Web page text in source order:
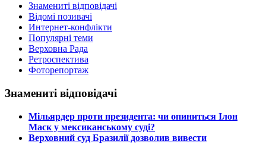
Знамениті відповідачі
Відомі позивачі
Интернет-конфлікти
Популярні теми
Верховна Рада
Ретроспектива
Фоторепортаж
Знамениті відповідачі
​Мільярдер проти президента: чи опиниться Ілон
Маск у мексиканському суді?
​Верховний суд Бразилії дозволив вивести